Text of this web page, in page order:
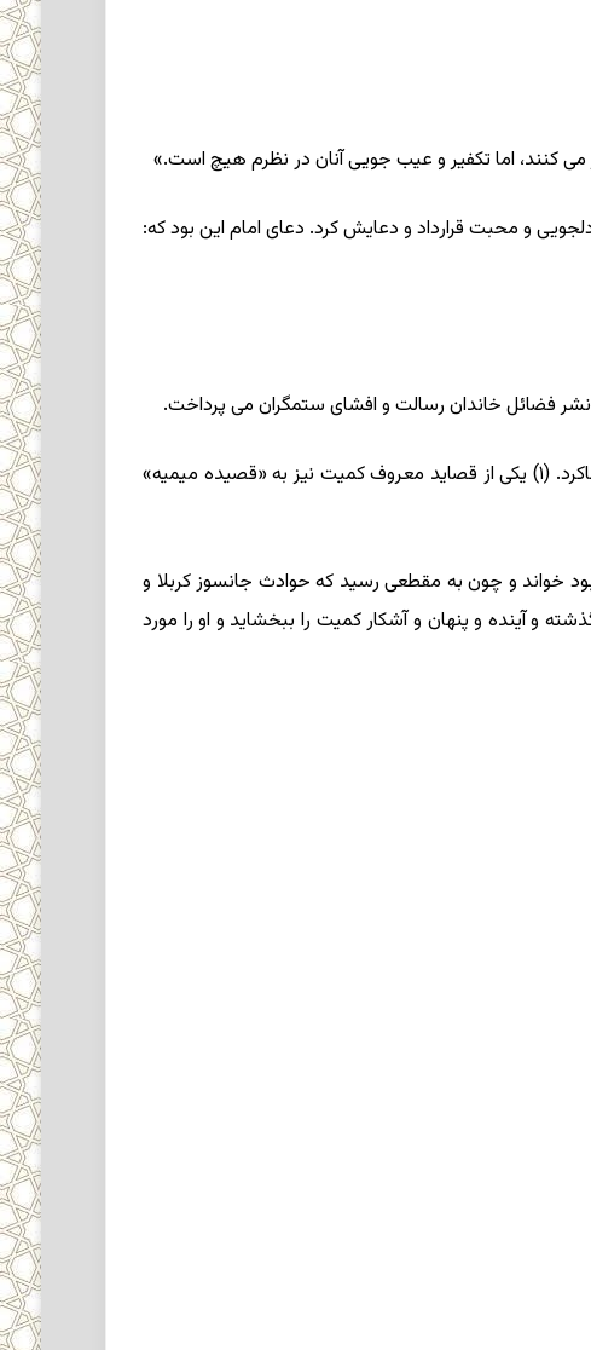
‏کنند، اما تکفیر و عیب جویى آنان در نظرم هیچ است.»
و محبت قرارداد و دعایش کرد. دعاى امام این بود که:
فضائل خاندان رسالت و افشاى ستمگران مى ‏پرداخت.
که آن را نزد امام صادق(علیه السلام) خواند و امام، تعلیقه‏ اى هم بر سروده او زد، سپس شعرش را ستود و در حق او دعاکرد. (۱) یکى از قصاید معروف کمیت نیز به «قصیده میمیه‏»
خواند و چون به مقطعى رسید که حوادث جانسوز کربلا و
و آینده و پنهان و آشکار کمیت را ببخشاید و او را مورد